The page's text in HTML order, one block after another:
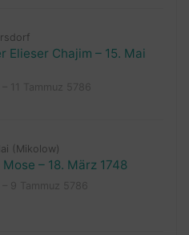
Elieser Chajim – 15. Mai
(Mikolow)
– 18. März 1748